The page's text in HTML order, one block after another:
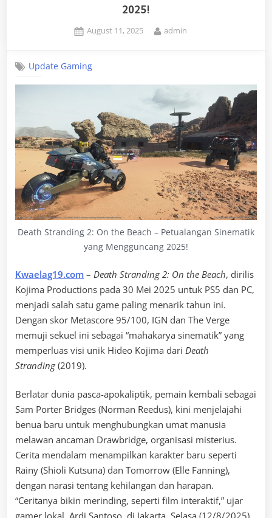
2025!
Posted
August 11, 2025 By
admin
Update Gaming
Death Stranding 2: On the Beach – Petualangan Sinematik
yang Mengguncang 2025!
Kwaelag19.com – Death Stranding 2: On the Beach, dirilis
Kojima Productions pada 30 Mei 2025 untuk PS5 dan PC,
menjadi salah satu game paling menarik tahun ini.
Dengan skor Metascore 95/100, IGN dan The Verge
memuji sekuel ini sebagai “mahakarya sinematik” yang
memperluas visi unik Hideo Kojima dari Death
Stranding(2019).
Berlatar dunia pasca-apokaliptik, pemain kembali sebagai
Sam Porter Bridges (Norman Reedus), kini menjelajahi
benua baru untuk menghubungkan umat manusia
melawan ancaman Drawbridge, organisasi misterius.
Cerita mendalam menampilkan karakter baru seperti
Rainy (Shioli Kutsuna) dan Tomorrow (Elle Fanning),
dengan narasi tentang kehilangan dan harapan.
“Ceritanya bikin merinding, seperti film interaktif,” ujar